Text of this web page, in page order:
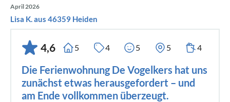
April 2026
Lisa K. aus 46359 Heiden
4,6 5 4 5 5 4
Die Ferienwohnung De Vogelkers hat uns
zunächst etwas herausgefordert – und
am Ende vollkommen überzeugt.